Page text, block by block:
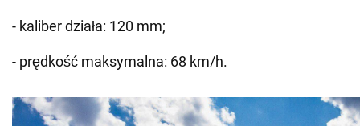
- kaliber działa: 120 mm;
- prędkość maksymalna: 68 km/h.